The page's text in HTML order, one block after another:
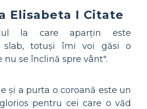
Elisabeta I Citate
la care aparțin este
slab, totuși îmi voi găsi o
nu se înclină spre vânt".
și a purta o coroană este un
pentru cei care o văd